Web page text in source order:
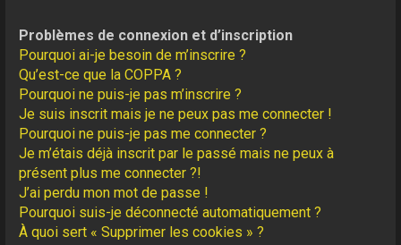
Problèmes de connexion et d’inscription
Pourquoi ai-je besoin de m’inscrire ?
Qu’est-ce que la COPPA ?
Pourquoi ne puis-je pas m’inscrire ?
Je suis inscrit mais je ne peux pas me connecter !
Pourquoi ne puis-je pas me connecter ?
Je m’étais déjà inscrit par le passé mais ne peux à
présent plus me connecter ?!
J’ai perdu mon mot de passe !
Pourquoi suis-je déconnecté automatiquement ?
À quoi sert « Supprimer les cookies » ?